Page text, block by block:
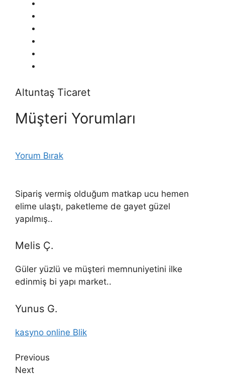
Altuntaş Ticaret
Müşteri Yorumları
Yorum Bırak
Sipariş vermiş olduğum matkap ucu hemen
elime ulaştı, paketleme de gayet güzel
yapılmış..
Melis Ç.
Güler yüzlü ve müşteri memnuniyetini ilke
edinmiş bi yapı market..
Yunus G.
kasyno online Blik
Previous
Next